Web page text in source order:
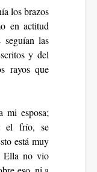
los brazos
en actitud
las
y del
rayos que
mi esposa;
el frío, se
está muy
Ella no vio